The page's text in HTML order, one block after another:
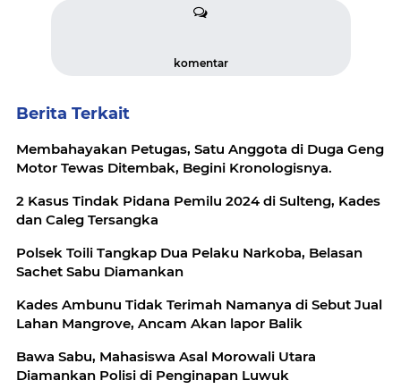
komentar
Berita Terkait
Membahayakan Petugas, Satu Anggota di Duga Geng
Motor Tewas Ditembak, Begini Kronologisnya.
2 Kasus Tindak Pidana Pemilu 2024 di Sulteng, Kades
dan Caleg Tersangka
Polsek Toili Tangkap Dua Pelaku Narkoba, Belasan
Sachet Sabu Diamankan
Kades Ambunu Tidak Terimah Namanya di Sebut Jual
Lahan Mangrove, Ancam Akan lapor Balik
Bawa Sabu, Mahasiswa Asal Morowali Utara
Diamankan Polisi di Penginapan Luwuk